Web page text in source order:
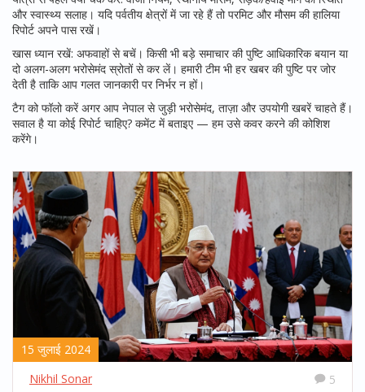
और स्वास्थ्य सलाह। यदि पर्वतीय क्षेत्रों में जा रहे हैं तो परमिट और मौसम की हालिया
रिपोर्ट अपने पास रखें।
खास ध्यान रखें: अफवाहों से बचें। किसी भी बड़े समाचार की पुष्टि आधिकारिक बयान या
दो अलग-अलग भरोसेमंद स्रोतों से कर लें। हमारी टीम भी हर खबर की पुष्टि पर जोर
देती है ताकि आप गलत जानकारी पर निर्भर न हों।
टैग को फॉलो करें अगर आप नेपाल से जुड़ी भरोसेमंद, ताज़ा और उपयोगी खबरें चाहते हैं।
सवाल है या कोई रिपोर्ट चाहिए? कमेंट में बताइए — हम उसे कवर करने की कोशिश
करेंगे।
15 जुलाई 2024
Nikhil Sonar
5